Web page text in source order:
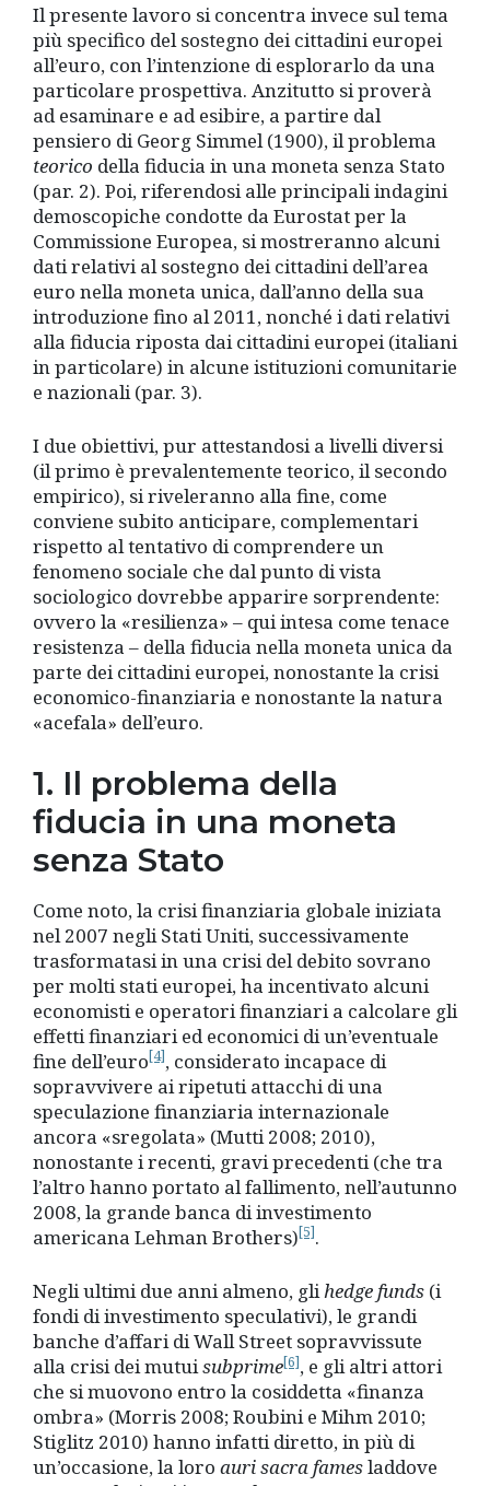
Il presente lavoro si concentra invece sul tema
più specifico del sostegno dei cittadini europei
all’euro, con l’intenzione di esplorarlo da una
particolare prospettiva. Anzitutto si proverà
ad esaminare e ad esibire, a partire dal
pensiero di Georg Simmel (1900), il problema
teorico della fiducia in una moneta senza Stato
(par. 2). Poi, riferendosi alle principali indagini
demoscopiche condotte da Eurostat per la
Commissione Europea, si mostreranno alcuni
dati relativi al sostegno dei cittadini dell’area
euro nella moneta unica, dall’anno della sua
introduzione fino al 2011, nonché i dati relativi
alla fiducia riposta dai cittadini europei (italiani
in particolare) in alcune istituzioni comunitarie
e nazionali (par. 3).
I due obiettivi, pur attestandosi a livelli diversi
(il primo è prevalentemente teorico, il secondo
empirico), si riveleranno alla fine, come
conviene subito anticipare, complementari
rispetto al tentativo di comprendere un
fenomeno sociale che dal punto di vista
sociologico dovrebbe apparire sorprendente:
ovvero la «resilienza» – qui intesa come tenace
resistenza – della fiducia nella moneta unica da
parte dei cittadini europei, nonostante la crisi
economico-finanziaria e nonostante la natura
«acefala» dell’euro.
1. Il problema della
fiducia in una moneta
senza Stato
Come noto, la crisi finanziaria globale iniziata
nel 2007 negli Stati Uniti, successivamente
trasformatasi in una crisi del debito sovrano
per molti stati europei, ha incentivato alcuni
economisti e operatori finanziari a calcolare gli
effetti finanziari ed economici di un’eventuale
fine dell’euro[4], considerato incapace di
sopravvivere ai ripetuti attacchi di una
speculazione finanziaria internazionale
ancora «sregolata» (Mutti 2008; 2010),
nonostante i recenti, gravi precedenti (che tra
l’altro hanno portato al fallimento, nell’autunno
2008, la grande banca di investimento
americana Lehman Brothers)[5].
Negli ultimi due anni almeno, glihedge funds (i
fondi di investimento speculativi), le grandi
banche d’affari di Wall Street sopravvissute
alla crisi dei mutuisubprime[6], e gli altri attori
che si muovono entro la cosiddetta «finanza
ombra» (Morris 2008; Roubini e Mihm 2010;
Stiglitz 2010) hanno infatti diretto, in più di
un’occasione, la loro auri sacra famesladdove